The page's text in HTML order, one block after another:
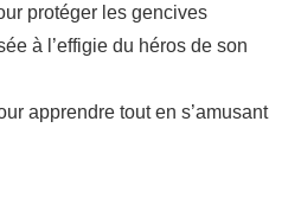
protéger les gencives
à l’effigie du héros de son
apprendre tout en s’amusant